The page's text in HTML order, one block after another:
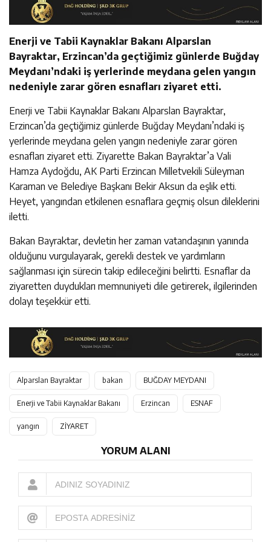
Enerji ve Tabii Kaynaklar Bakanı Alparslan
Bayraktar, Erzincan’da geçtiğimiz günlerde Buğday
Meydanı’ndaki iş yerlerinde meydana gelen yangın
nedeniyle zarar gören esnafları ziyaret etti.
Enerji ve Tabii Kaynaklar Bakanı Alparslan Bayraktar,
Erzincan’da geçtiğimiz günlerde Buğday Meydanı’ndaki iş
yerlerinde meydana gelen yangın nedeniyle zarar gören
esnafları ziyaret etti. Ziyarette Bakan Bayraktar’a Vali
Hamza Aydoğdu, AK Parti Erzincan Milletvekili Süleyman
Karaman ve Belediye Başkanı Bekir Aksun da eşlik etti.
Heyet, yangından etkilenen esnaflara geçmiş olsun dileklerini
iletti.
Bakan Bayraktar, devletin her zaman vatandaşının yanında
olduğunu vurgulayarak, gerekli destek ve yardımların
sağlanması için sürecin takip edileceğini belirtti. Esnaflar da
ziyaretten duydukları memnuniyeti dile getirerek, ilgilerinden
dolayı teşekkür etti.
Alparslan Bayraktar bakan BUĞDAY MEYDANI
Enerji ve Tabii Kaynaklar Bakanı Erzincan ESNAF
yangın ZİYARET
YORUM ALANI